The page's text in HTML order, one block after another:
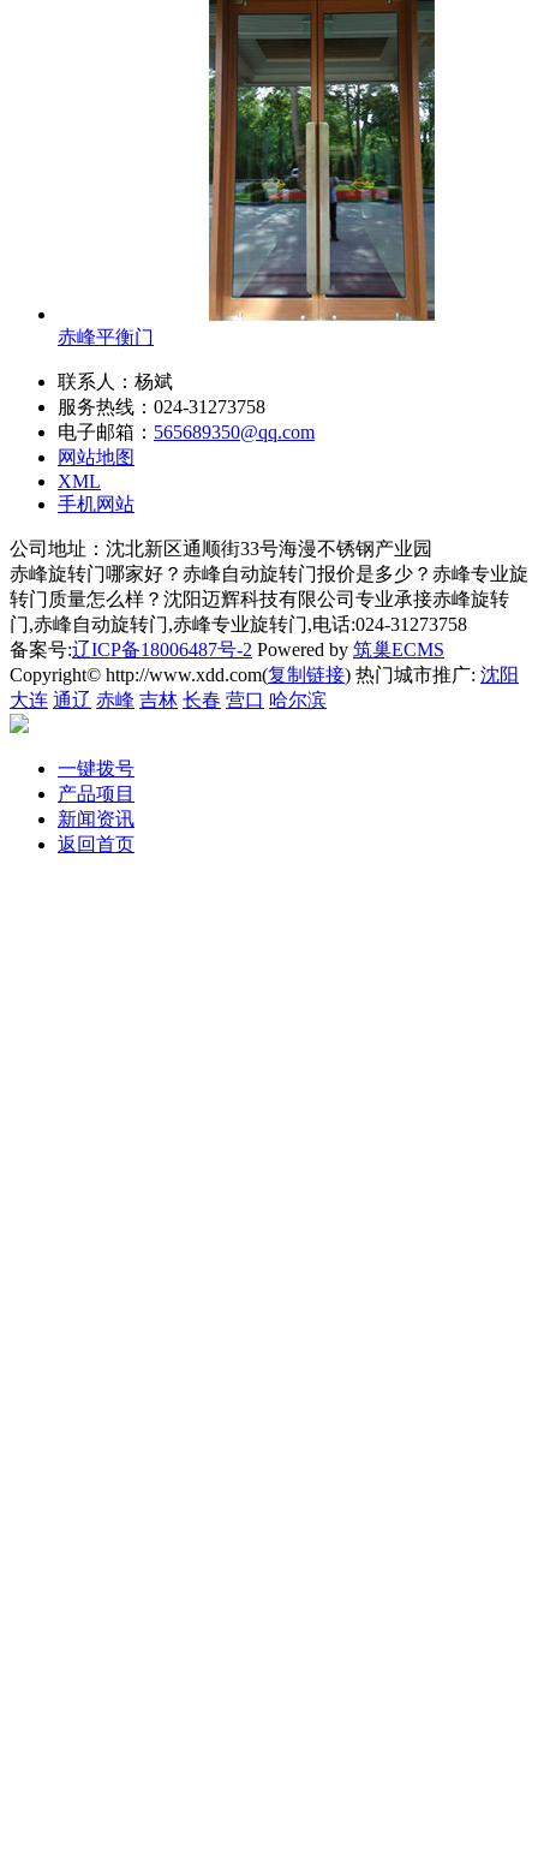
赤峰平衡门
联系人：杨斌
服务热线：024-31273758
电子邮箱： 565689350@qq.com
网站地图
XML
手机网站
公司地址：沈北新区通顺街33号海漫不锈钢产业园
赤峰旋转门哪家好？赤峰自动旋转门报价是多少？赤峰专业旋
转门质量怎么样？沈阳迈辉科技有限公司专业承接赤峰旋转
门,赤峰自动旋转门,赤峰专业旋转门,电话:024-31273758
备案号:辽ICP备18006487号-2 Powered by 筑巢ECMS
Copyright© http://www.xdd.com(复制链接) 热门城市推广: 沈阳
大连 通辽 赤峰 吉林 长春 营口 哈尔滨
一键拨号
产品项目
新闻资讯
返回首页